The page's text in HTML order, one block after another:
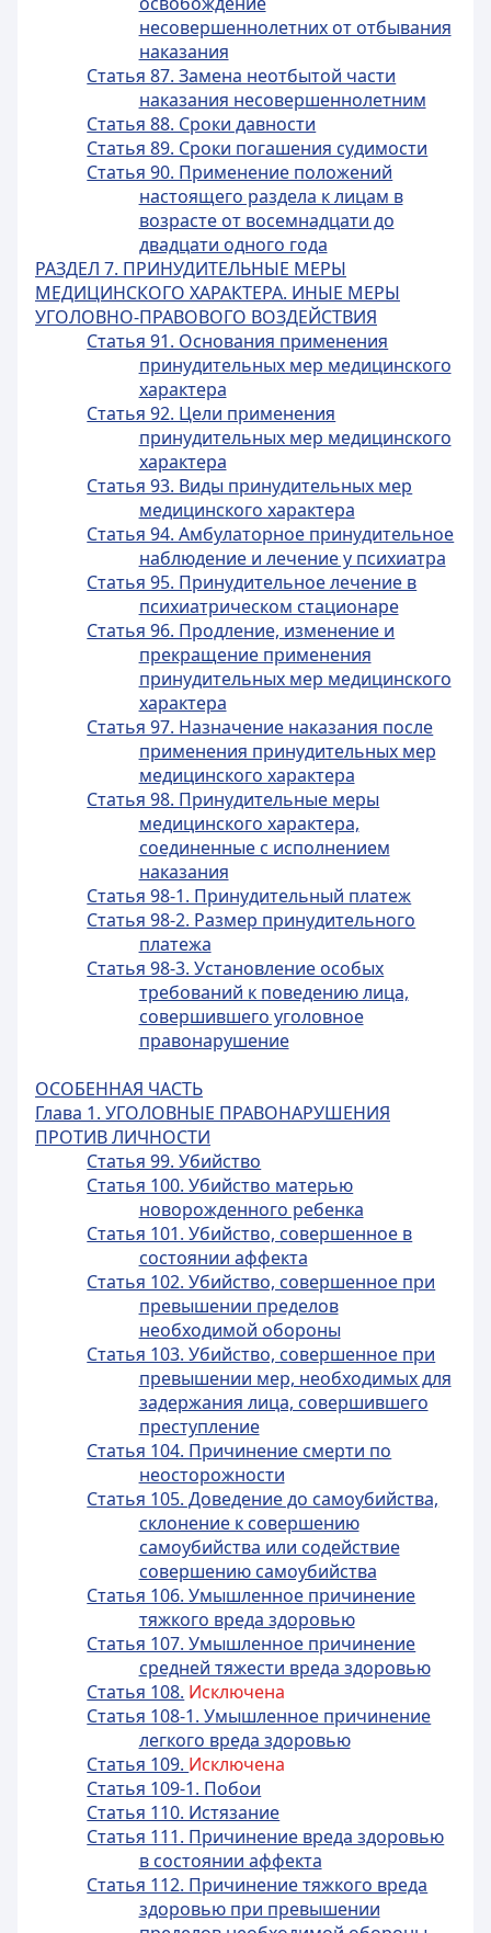
несовершеннолетних от отбывания
наказания
Статья 87. Замена неотбытой части
наказания несовершеннолетним
Статья 88. Сроки давности
Статья 89. Сроки погашения судимости
Статья 90. Применение положений
настоящего раздела к лицам в
возрасте от восемнадцати до
двадцати одного года
РАЗДЕЛ 7. ПРИНУДИТЕЛЬНЫЕ МЕРЫ
МЕДИЦИНСКОГО ХАРАКТЕРА. ИНЫЕ МЕРЫ
УГОЛОВНО-ПРАВОВОГО ВОЗДЕЙСТВИЯ
Статья 91. Основания применения
принудительных мер медицинского
характера
Статья 92. Цели применения
принудительных мер медицинского
характера
Статья 93. Виды принудительных мер
медицинского характера
Статья 94. Амбулаторное принудительное
наблюдение и лечение у психиатра
Статья 95. Принудительное лечение в
психиатрическом стационаре
Статья 96. Продление, изменение и
прекращение применения
принудительных мер медицинского
характера
Статья 97. Назначение наказания после
применения принудительных мер
медицинского характера
Статья 98. Принудительные меры
медицинского характера,
соединенные с исполнением
наказания
Статья 98-1. Принудительный платеж
Статья 98-2. Размер принудительного
платежа
Статья 98-3. Установление особых
требований к поведению лица,
совершившего уголовное
правонарушение
ОСОБЕННАЯ ЧАСТЬ
Глава 1. УГОЛОВНЫЕ ПРАВОНАРУШЕНИЯ
ПРОТИВ ЛИЧНОСТИ
Статья 99. Убийство
Статья 100. Убийство матерью
новорожденного ребенка
Статья 101. Убийство, совершенное в
состоянии аффекта
Статья 102. Убийство, совершенное при
превышении пределов
необходимой обороны
Статья 103. Убийство, совершенное при
превышении мер, необходимых для
задержания лица, совершившего
преступление
Статья 104. Причинение смерти по
неосторожности
Статья 105. Доведение до самоубийства,
склонение к совершению
самоубийства или содействие
совершению самоубийства
Статья 106. Умышленное причинение
тяжкого вреда здоровью
Статья 107. Умышленное причинение
средней тяжести вреда здоровью
Статья 108. Исключена
Статья 108-1. Умышленное причинение
легкого вреда здоровью
Статья 109. Исключена
Статья 109-1. Побои
Статья 110. Истязание
Статья 111. Причинение вреда здоровью
в состоянии аффекта
Статья 112. Причинение тяжкого вреда
здоровью при превышении